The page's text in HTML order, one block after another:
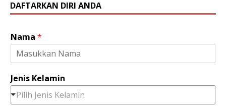
DAFTARKAN DIRI ANDA
Nama *
Jenis Kelamin
Pilih Jenis Kelamin